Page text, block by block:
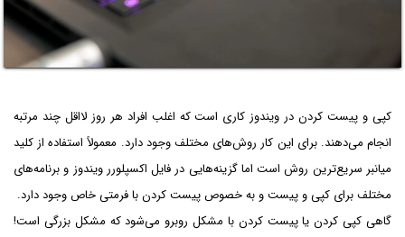
کپی و پیست کردن در ویندوز کاری است که اغلب افراد هر روز لااقل چند مرتبه
انجام می‌دهند. برای این کار روش‌های مختلف وجود دارد. معمولاً استفاده از کلید
میانبر سریع‌ترین روش است اما گزینه‌هایی در فایل اکسپلورر ویندوز و برنامه‌های
مختلف برای کپی و پیست و به خصوص پیست کردن با فرمتی خاص وجود دارد.
گاهی کپی کردن یا پیست کردن با مشکل روبرو می‌شود که مشکل بزرگی است!